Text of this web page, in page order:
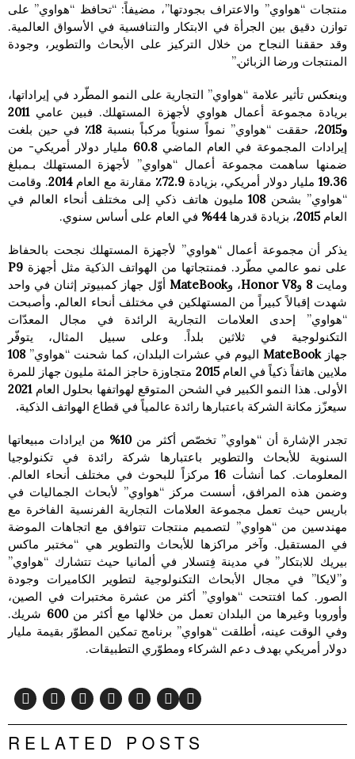
منتجات “هواوي” والاعتراف بجودتها”، مضيفاً: “تحافظ “هواوي” على
توازن دقيق بين الجرأة في الابتكار والتنافسية في الأسواق العالمية.
وقد حققنا النجاح من خلال التركيز على الأبحاث والتطوير، وجودة
المنتجات ورضا الزبائن.”
وينعكس تأثير علامة “هواوي” التجارية على النمو المطّرد في إيراداتها،
بريادة مجموعة أعمال هواوي لأجهزة المستهلك. فبين عامي2011
و2015
، حققت “هواوي” نمواً سنوياً مركباً بنسبة 18٪
في حين بلغت
إيرادات المجموعة في العام الماضي 60.8 مليار دولار أمريكي- من
ضمنها ساهمت مجموعة أعمال “هواوي” لأجهزة المستهلك بـمبلغ
19.36مليار دولار أمريكي، بزيادة 72.9٪ مقارنة مع العام2014. وقامت
“هواوي” بشحن 108مليون هاتف ذكي إلى مختلف أنحاء العالم في
العام2015، بزيادة قدرها 44% في العام على أساس سنوي.
يذكر أن مجموعة أعمال “هواوي” لأجهزة المستهلك نجحت بالحفاظ
على نمو عالمي مطّرد. فمنتجاتها من الهواتف الذكية مثل أجهزة P9
ومايت8 و Honor V8 ، وMateBook أوّل جهاز كمبيوتر إثنان في واحد
شهدت إقبالاً كبيراً من المستهلكين في مختلف أنحاء العالم. وأصبحت
“هواوي” إحدى العلامات التجارية الرائدة في مجال المعدّات
التكنولوجية في ثلاثين بلداً. وعلى سبيل المثال، يتوفّر
جهاز MateBookاليوم في عشرات البلدان، كما شحنت “هواوي” 108
ملايين هاتفاً ذكياً في العام2015 متجاوزة حاجز المئة مليون جهاز للمرة
الأولى. هذا النمو الكبير في الشحن المتوقع لهواتفها بحلول العام2021
سيعزّز مكانة الشركة باعتبارها رائدة عالمياً في قطاع الهواتف الذكية.
تجدر الإشارة أن “هواوي” تخصّص أكثر من10%
من ايرادات مبيعاتها
السنوية للأبحاث والتطوير باعتبارها شركة رائدة في تكنولوجيا
المعلومات. كما أنشأت 16مركزاً للبحوث في مختلف أنحاء العالم.
وضمن هذه المرافق، أسست مركز “هواوي” لأبحاث الجماليات في
باريس حيث تعمل مجموعة العلامات التجارية الفرنسية الفاخرة مع
مهندسين من “هواوي” لتصميم منتجات تتوافق مع اتجاهات الموضة
في المستقبل. وآخر مراكزها للأبحاث والتطوير هي “مختبر ماكس
بيريك للابتكار” في مدينة فِتسلار في ألمانيا حيث تتشارك “هواوي”
و”لايكا” في مجال الأبحاث التكنولوجية لتطوير الكاميرات وجودة
الصور. كما افتتحت “هواوي” أكثر من عشرة مختبرات في الصين،
وأوروبا وغيرها من البلدان تعمل من خلالها مع أكثر من600 شريك.
وفي الوقت عينه، أطلقت “هواوي” برنامج تمكين المطوّر بقيمة مليار
دولار أمريكي بهدف دعم الشركاء ومطوّري التطبيقات.
RELATED POSTS